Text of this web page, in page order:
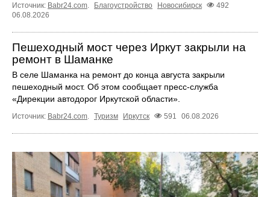
Источник: Babr24.com Благоустройство Новосибирск
492
06.08.2026
Пешеходный мост через Иркут закрыли на
ремонт в Шаманке
В селе Шаманка на ремонт до конца августа закрыли
пешеходный мост. Об этом сообщает пресс‑служба
«Дирекции автодорог Иркутской области».
Источник: Babr24.com Туризм Иркутск 591 06.08.2026